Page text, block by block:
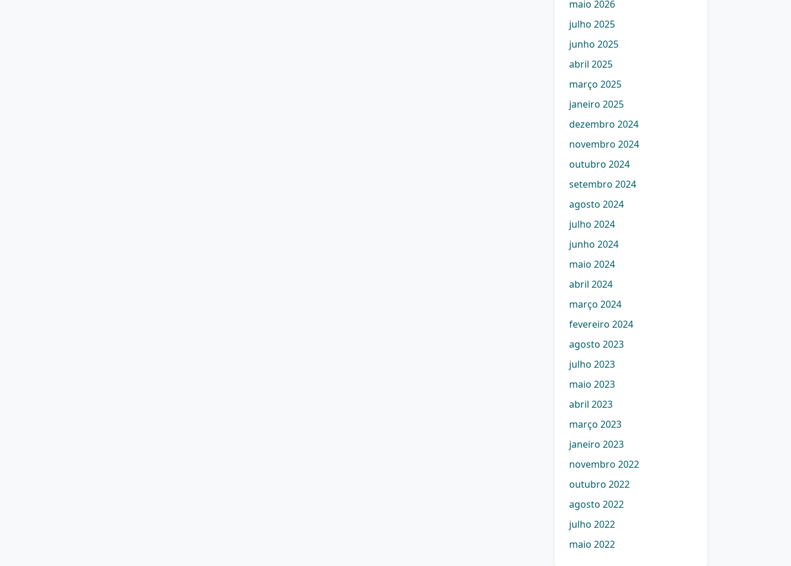
maio 2026
julho 2025
junho 2025
abril 2025
março 2025
janeiro 2025
dezembro 2024
novembro 2024
outubro 2024
setembro 2024
agosto 2024
julho 2024
junho 2024
maio 2024
abril 2024
março 2024
fevereiro 2024
agosto 2023
julho 2023
maio 2023
abril 2023
março 2023
janeiro 2023
novembro 2022
outubro 2022
agosto 2022
julho 2022
maio 2022